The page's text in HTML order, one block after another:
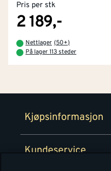
Pris per stk
2 189,-
Nettlager (50+)
På lager 113 steder
Kjøpsinformasjon
Kjøpsbetingelser
Retur- og
Kundeservice
Tjenester
Montér Klubb
Byggevarehus og
Prismatch
Personvern